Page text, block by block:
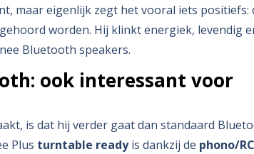
maar eigenlijk zegt het vooral iets positiefs:
worden. Hij klinkt energiek, levendig
Bluetooth speakers.
ook interessant voor
is dat hij verder gaat dan standaard
Plus turntable readyis dankzij de phono/